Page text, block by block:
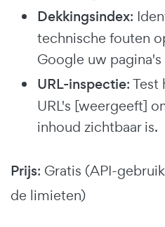
Dekkingsindex:
technische fouten
Google uw
URL-inspectie:
URL's [weergeeft]
inhoud zichtbaar is.
Prijs: Gratis (API-
de limieten)